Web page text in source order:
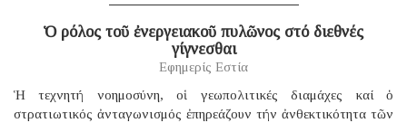
Ὁ ρόλος τοῦ ἐνεργειακοῦ πυλῶνος στό διεθνές
γίγνεσθαι
Εφημερίς Εστία
Ἡ τεχνητή νοημοσύνη, οἱ γεωπολιτικές διαμάχες καί ὁ
στρατιωτικός ἀνταγωνισμός ἐπηρεάζουν τήν ἀνθεκτικότητα τῶν